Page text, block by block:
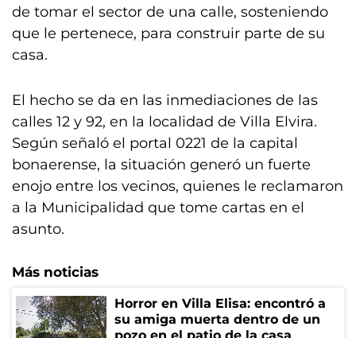
de tomar el sector de una calle, sosteniendo
que le pertenece, para construir parte de su
casa.
El hecho se da en las inmediaciones de las
calles 12 y 92, en la localidad de Villa Elvira.
Según señaló el portal 0221 de la capital
bonaerense, la situación generó un fuerte
enojo entre los vecinos, quienes le reclamaron
a la Municipalidad que tome cartas en el
asunto.
Más noticias
Horror en Villa Elisa: encontró a
su amiga muerta dentro de un